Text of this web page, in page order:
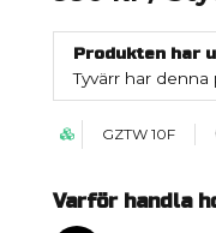
Produkten har
Tyvärr har
GZTW 10F
Varför handla